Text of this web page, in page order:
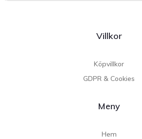
Villkor
Köpvillkor
GDPR & Cookies
Meny
Hem